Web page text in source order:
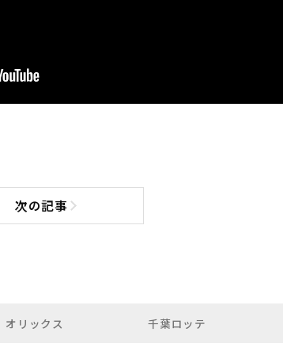
次の記事次の記事へ
オリックス 千葉ロッテ